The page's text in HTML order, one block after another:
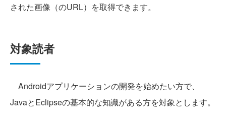
された画像（のURL）を取得できます。
対象読者
Androidアプリケーションの開発を始めたい方で、
JavaとEclipseの基本的な知識がある方を対象とします。